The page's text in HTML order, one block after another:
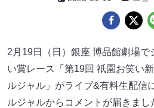
2月19日（日）銀座 博品館劇場
い賞レース「第19回 祇園お笑い
ルジャル」がライブ&有料生配信
ルジャルからコメントが届きまし